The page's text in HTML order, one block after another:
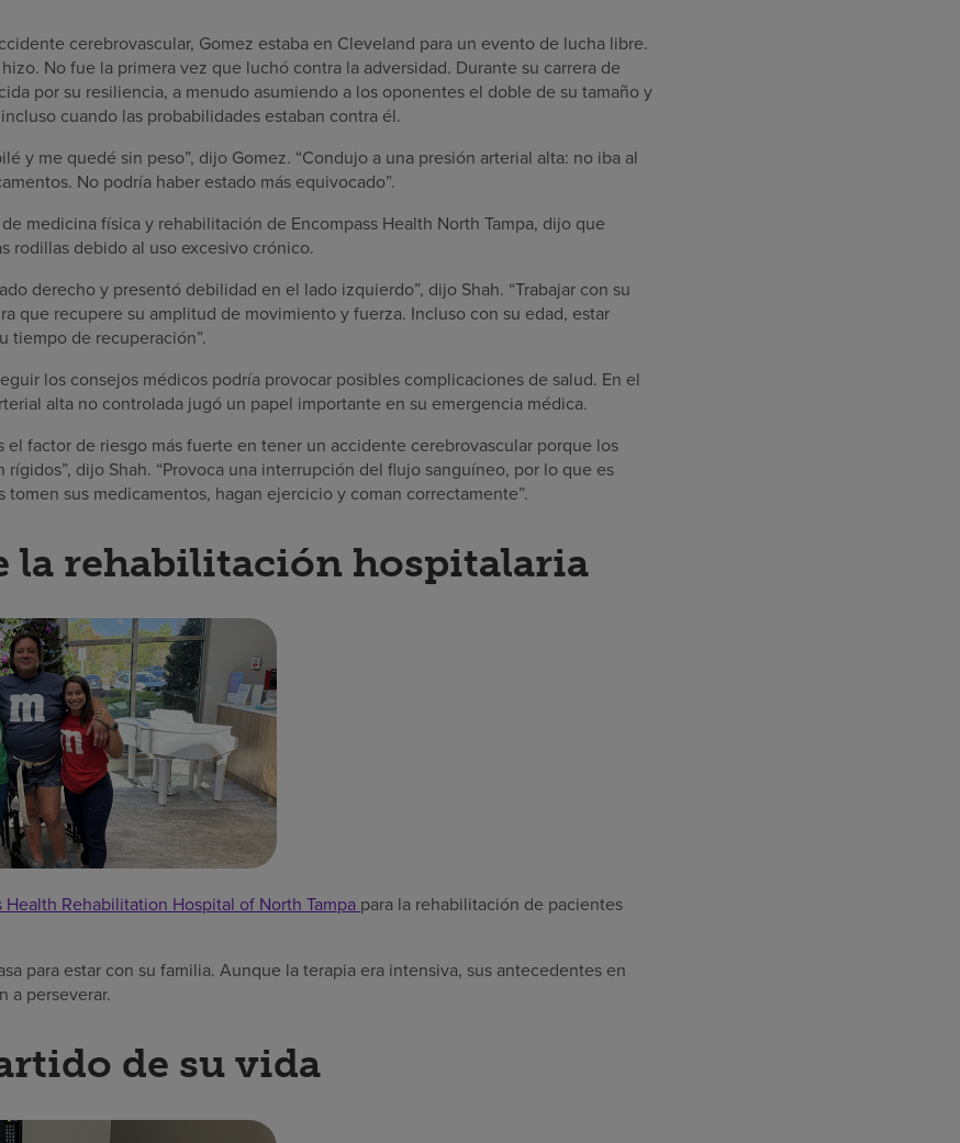
cerebrovascular, Gomez estaba en Cleveland para un evento de lucha libre.
No fue la primera vez que luchó contra la adversidad. Durante su carrera de
por su resiliencia, a menudo asumiendo a los oponentes el doble de su tamaño y
cuando las probabilidades estaban contra él.
y me quedé sin peso”, dijo Gomez. “Condujo a una presión arterial alta: no iba al
No podría haber estado más equivocado”.
medicina física y rehabilitación de Encompass Health North Tampa, dijo que
rodillas debido al uso excesivo crónico.
derecho y presentó debilidad en el lado izquierdo”, dijo Shah. “Trabajar con su
que recupere su amplitud de movimiento y fuerza. Incluso con su edad, estar
tiempo de recuperación”.
los consejos médicos podría provocar posibles complicaciones de salud. En el
alta no controlada jugó un papel importante en su emergencia médica.
el factor de riesgo más fuerte en tener un accidente cerebrovascular porque los
rígidos”, dijo Shah. “Provoca una interrupción del flujo sanguíneo, por lo que es
sus medicamentos, hagan ejercicio y coman correctamente”.
la rehabilitación hospitalaria
Health Rehabilitation Hospital of North Tampa para la rehabilitación de pacientes
para estar con su familia. Aunque la terapia era intensiva, sus antecedentes en
a perseverar.
de su vida